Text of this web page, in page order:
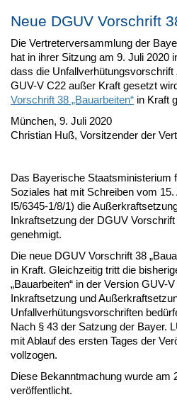
Neue DGUV Vorschrift
Die Vertreterversammlung der
hat in ihrer Sitzung am 9. Juli 2020
dass die Unfallverhütungsvorschrift
GUV-V C22 außer Kraft gesetzt
Vorschrift 38 „Bauarbeiten“ in Kraft
München, 9. Juli 2020
Christian Huß, Vorsitzender der
Das Bayerische Staatsministerium
Soziales hat mit Schreiben vom
I5/6345-1/8/1) die
Inkraftsetzung der DGUV
genehmigt.
Die neue DGUV Vorschrift 38
in Kraft. Gleichzeitig tritt die
„Bauarbeiten“ in der Version GUV-
Inkraftsetzung und
Unfallverhütungsvorschriften
Nach § 43 der Satzung der Bayer.
mit Ablauf des ersten Tages der
vollzogen.
Diese Bekanntmachung wurde am
veröffentlicht.